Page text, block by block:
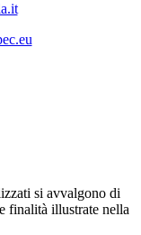
si avvalgono di
finalità illustrate nella